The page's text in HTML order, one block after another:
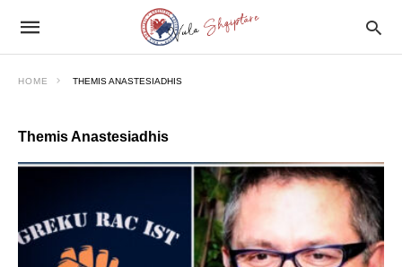
HOME THEMIS ANASTESIADHIS
Themis Anastesiadhis